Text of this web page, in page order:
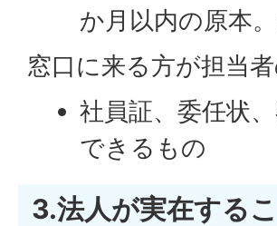
か月以内の原本
窓口に来る方が担当
社員証、委任状
できるもの
3.法人が実在する